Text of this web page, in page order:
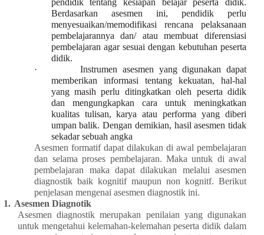
Berdasarkan asesmen ini, pendidik perlu
menyesuaikan/memodifikasi rencana pelaksanaan
pembelajarannya dan/ atau membuat diferensiasi
pembelajaran agar sesuai dengan kebutuhan peserta
didik.
·
Instrumen asesmen yang digunakan dapat
memberikan informasi tentang kekuatan, hal-hal
yang masih perlu ditingkatkan oleh peserta didik
dan mengungkapkan cara untuk meningkatkan
kualitas tulisan, karya atau performa yang diberi
umpan balik. Dengan demikian, hasil asesmen tidak
sekadar sebuah angka
Asesmen formatif dapat dilakukan di awal pembelajaran
dan selama proses pembelajaran. Maka untuk di awal
pembelajaran maka dapat dilakukan melalui asesmen
diagnostik baik kognitif maupun non kognitf. Berikut
penjelasan mengenai asesmen diagnostik ini.
1. Asesmen Diagnotik
Asesmen diagnostik merupakan penilaian yang digunakan
untuk mengetahui kelemahan-kelemahan peserta didik dalam